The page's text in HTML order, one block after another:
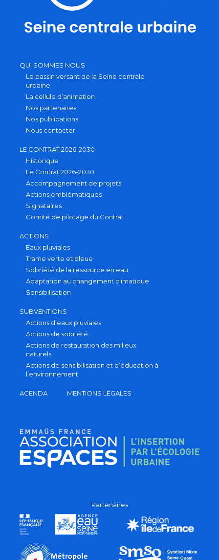
QUI SOMMES NOUS
Le bassin versant de la Seine centrale
urbaine
La cellule d’animation
Nos partenaires
Nos publications
Nous contacter
LE CONTRAT 2026-2030
Historique
Le Contrat 2026-2030
Accompagnement de projets
Actions emblématiques
Signataires
Comité de pilotage du Contrat
ACTIONS
Eaux pluviales
Trame verte et bleue
Sobriété de la ressource en eau
Adaptation au changement climatique
Sensibilisation
SUBVENTIONS
Actions d’eaux pluviales
Actions de sobriété
Actions de restauration des milieux
naturels
Actions de sensibilisation et d’éducation à
l’environnement
AGENDA MENTIONS LÉGALES
Partenaires